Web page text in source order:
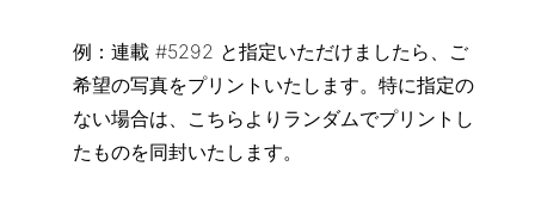
例：連載 #5292 と指定いただけましたら、ご
希望の写真をプリントいたします。特に指定の
ない場合は、こちらよりランダムでプリントし
たものを同封いたします。